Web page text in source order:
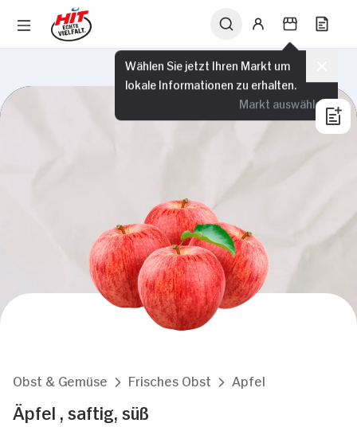
Wählen Sie jetzt Ihren Markt um
lokale Informationen zu erhalten.
Markt auswählen
Obst & Gemüse Frisches Obst Apfel
Äpfel , saftig, süß